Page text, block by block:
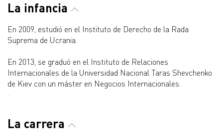
La infancia
En 2009, estudió en el Instituto de Derecho de la Rada
Suprema de Ucrania.
En 2013, se graduó en el Instituto de Relaciones
Internacionales de la Universidad Nacional Taras Shevchenko
de Kiev con un máster en Negocios Internacionales.
La carrera